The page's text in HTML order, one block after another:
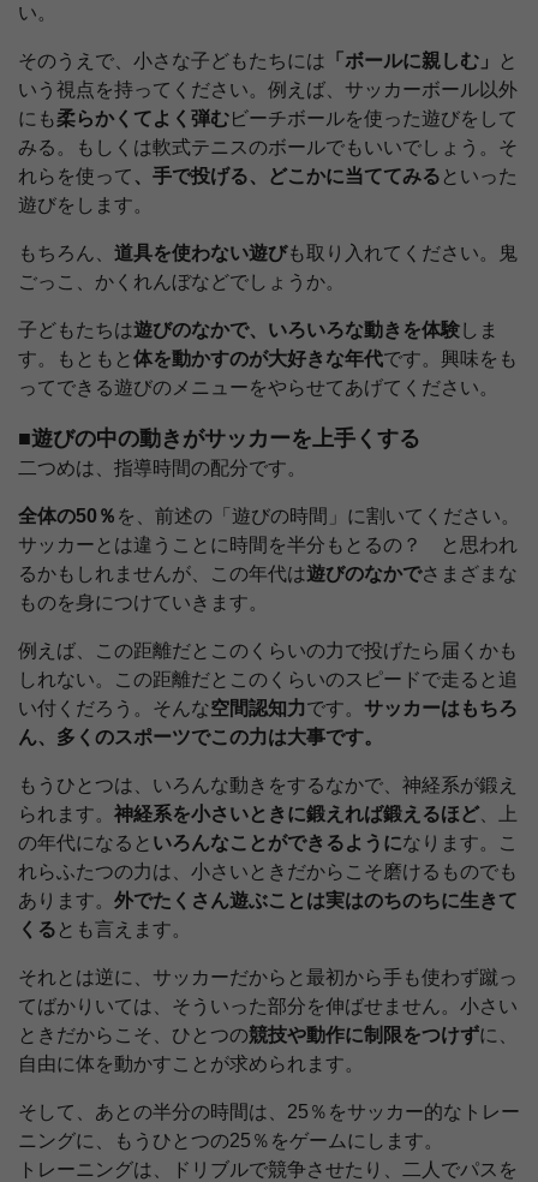
い。
そのうえで、小さな子どもたちには 「ボールに親しむ」
と
いう視点を持ってください。例えば、サッカーボール以外
にも柔らかくてよく弾むビーチボールを使った遊びをして
みる。もしくは軟式テニスのボールでもいいでしょう。そ
れらを使って、手で投げる、どこかに当ててみる といった
遊びをします。
もちろん、 道具を使わない遊びも取り入れてください。鬼
ごっこ、かくれんぼなどでしょうか。
子どもたちは遊びのなかで、いろいろな動きを体験しま
す。もともと 体を動かすのが大好きな年代です。興味をも
ってできる遊びのメニューをやらせてあげてください。
■遊びの中の動きがサッカーを上手くする
二つめは、指導時間の配分です。
全体の50％ を、前述の「遊びの時間」に割いてください。
サッカーとは違うことに時間を半分もとるの？ と思われ
るかもしれませんが、この年代は遊びのなかでさまざまな
ものを身につけていきます。
例えば、この距離だとこのくらいの力で投げたら届くかも
しれない。この距離だとこのくらいのスピードで走ると追
い付くだろう。そんな空間認知力です。 サッカーはもちろ
ん、多くのスポーツでこの力は大事です。
もうひとつは、いろんな動きをするなかで、神経系が鍛え
られます。 神経系を小さいときに鍛えれば鍛えるほど、上
の年代になると いろんなことができるようになります。こ
れらふたつの力は、小さいときだからこそ磨けるものでも
あります。 外でたくさん遊ぶことは実はのちのちに生きて
くる とも言えます。
それとは逆に、サッカーだからと最初から手も使わず蹴っ
てばかりいては、そういった部分を伸ばせません。小さい
ときだからこそ、ひとつの競技や動作に制限をつけずに、
自由に体を動かすことが求められます。
そして、あとの半分の時間は、25％をサッカー的なトレー
ニングに、もうひとつの25％をゲームにします。
トレーニングは、ドリブルで競争させたり、二人でパスを